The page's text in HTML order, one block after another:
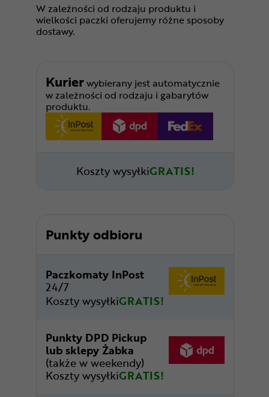
W zależności od rodzaju produktu i
wielkości paczki oferujemy różne sposoby
dostawy.
Kurierwybierany jest automatycznie
w zależności od rodzaju i gabarytów
produktu.
Koszty wysyłkiGRATIS!
Punkty odbioru
Paczkomaty InPost
24/7
Koszty wysyłkiGRATIS!
Punkty DPD Pickup
lub sklepy Żabka
(także w weekendy)
Koszty wysyłkiGRATIS!